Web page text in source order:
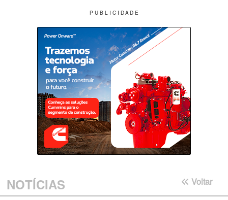
P U B L I C I D A D E
NOTÍCIAS Voltar